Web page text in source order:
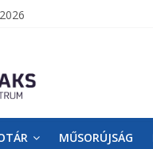
MŰSORÚJSÁG